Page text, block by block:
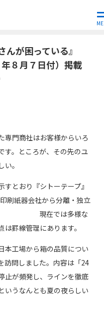
が困っている』
年８月７日付）掲載
専門商社はお客様からいろ
す。ところが、その先のユ
。
とおり『シトーテープ』
刷紙器会社から分離・独立
現在では多様な
罫線管理にあります。
本工場から箱の品質につい
訪問しました。内容は「24
止が頻発し、ラインを徹底
いうなんとも夏の夜らしい